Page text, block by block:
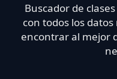
Buscador de
con todos los
encontrar al mejor